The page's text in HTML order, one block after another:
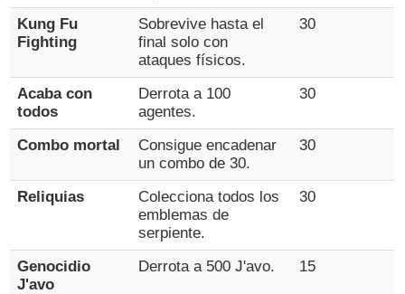
Kung Fu
Fighting
Sobrevive hasta el
final solo con
ataques físicos.
30
Acaba con
todos
Derrota a 100
agentes.
30
Combo mortal
Consigue encadenar
un combo de 30.
30
Reliquias
Colecciona todos los
emblemas de
serpiente.
30
Genocidio
J'avo
Derrota a 500 J'avo. 15